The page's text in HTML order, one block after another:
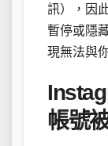
訊），因
暫停或隱
現無法與
帳號